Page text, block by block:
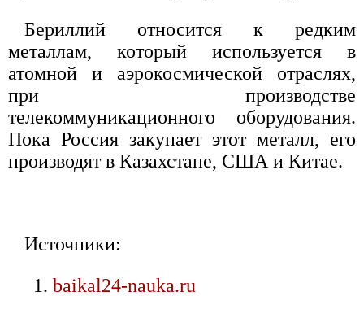
Бериллий относится к редким
металлам, который используется в
атомной и аэрокосмической отраслях,
при производстве
телекоммуникационного оборудования.
Пока Россия закупает этот металл, его
производят в Казахстане, США и Китае.
Источники:
baikal24-nauka.ru